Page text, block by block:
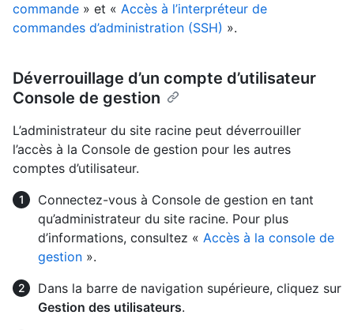
commande » et « Accès à l’interpréteur de
commandes d’administration (SSH) ».
Déverrouillage d’un compte d’utilisateur
Console de gestion
L’administrateur du site racine peut déverrouiller
l’accès à la Console de gestion pour les autres
comptes d’utilisateur.
Connectez-vous à Console de gestion en tant
qu’administrateur du site racine. Pour plus
d’informations, consultez « Accès à la console de
gestion ».
Dans la barre de navigation supérieure, cliquez sur
Gestion des utilisateurs.